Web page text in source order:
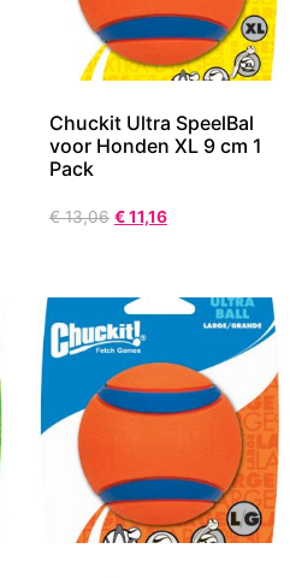
Chuckit Ultra SpeelBal
voor Honden XL 9 cm 1
Pack
€13,06 €11,16